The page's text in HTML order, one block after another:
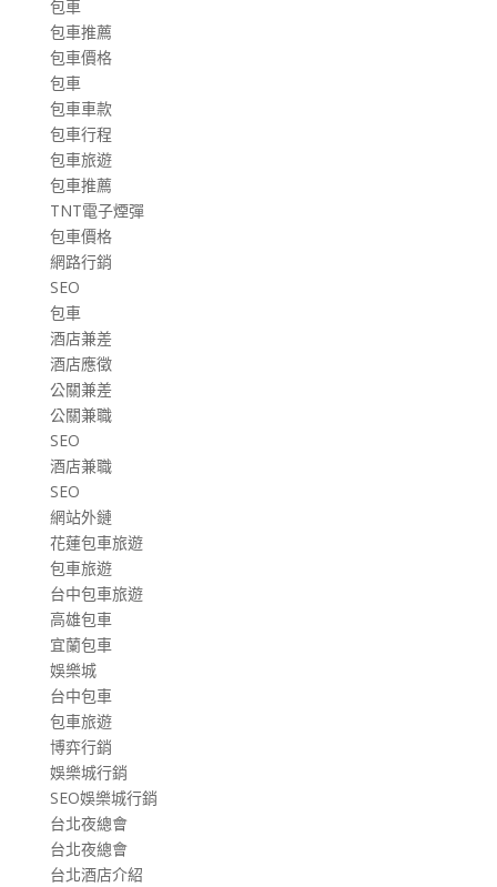
包車
包車推薦
包車價格
包車
包車車款
包車行程
包車旅遊
包車推薦
TNT電子煙彈
包車價格
網路行銷
SEO
包車
酒店兼差
酒店應徵
公關兼差
公關兼職
SEO
酒店兼職
SEO
網站外鏈
花蓮包車旅遊
包車旅遊
台中包車旅遊
高雄包車
宜蘭包車
娛樂城
台中包車
包車旅遊
博弈行銷
娛樂城行銷
SEO娛樂城行銷
台北夜總會
台北夜總會
台北酒店介紹